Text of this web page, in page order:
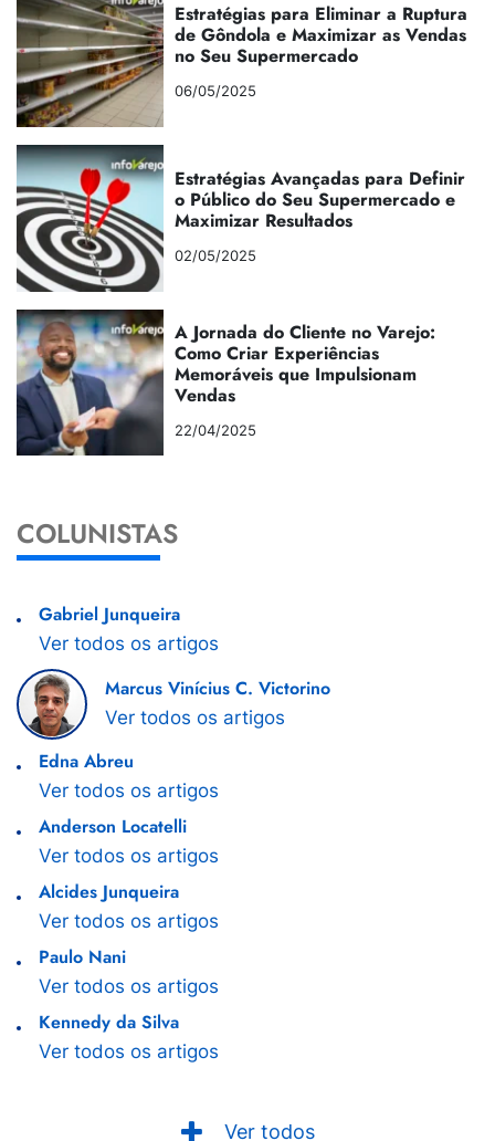
Estratégias para Eliminar a Ruptura
de Gôndola e Maximizar as Vendas
no Seu Supermercado
06/05/2025
Estratégias Avançadas para Definir
o Público do Seu Supermercado e
Maximizar Resultados
02/05/2025
A Jornada do Cliente no Varejo:
Como Criar Experiências
Memoráveis que Impulsionam
Vendas
22/04/2025
COLUNISTAS
Gabriel Junqueira
Ver todos os artigos
Marcus Vinícius C. Victorino
Ver todos os artigos
Edna Abreu
Ver todos os artigos
Anderson Locatelli
Ver todos os artigos
Alcides Junqueira
Ver todos os artigos
Paulo Nani
Ver todos os artigos
Kennedy da Silva
Ver todos os artigos
Ver todos